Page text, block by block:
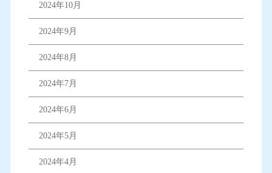
2024年10月
2024年9月
2024年8月
2024年7月
2024年6月
2024年5月
2024年4月